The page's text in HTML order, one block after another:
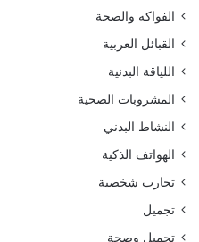
الفواكه والصحة
القبائل العربية
اللياقة البدنية
المشروبات الصحية
النشاط البدني
الهواتف الذكية
تجارب شخصية
تجميل
تجميل وصحة